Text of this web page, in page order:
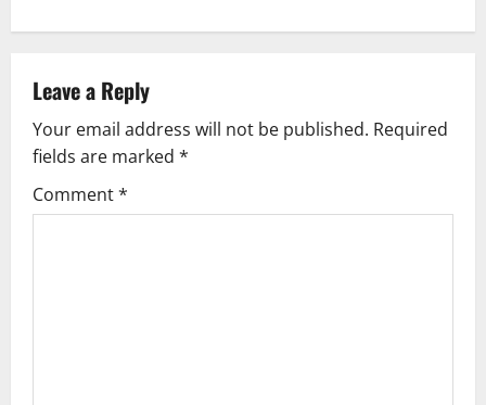
Leave a Reply
Your email address will not be published. Required
fields are marked *
Comment*